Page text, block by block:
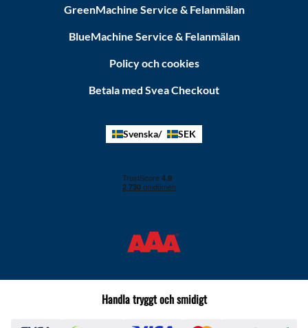
GreenMachine Service & Felanmälan
BlueMachine Service & Felanmälan
Policy och cookies
Betala med Svea Checkout
Svenska SEK
Handla tryggt och smidigt